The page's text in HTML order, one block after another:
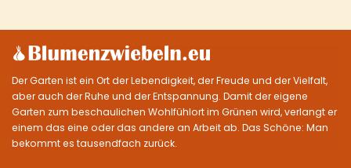
Der Garten ist ein Ort der Lebendigkeit, der Freude und der Vielfalt,
aber auch der Ruhe und der Entspannung. Damit der eigene
Garten zum beschaulichen Wohlfühlort im Grünen wird, verlangt er
einem das eine oder das andere an Arbeit ab. Das Schöne: Man
bekommt es tausendfach zurück.